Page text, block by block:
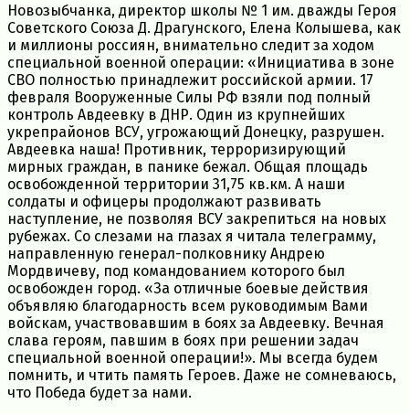
Новозыбчанка, директор школы № 1 им. дважды Героя
Советского Союза Д. Драгунского, Елена Колышева, как
и миллионы россиян, внимательно следит за ходом
специальной военной операции: «Инициатива в зоне
СВО полностью принадлежит российской армии. 17
февраля Вооруженные Силы РФ взяли под полный
контроль Авдеевку в ДНР. Один из крупнейших
укрепрайонов ВСУ, угрожающий Донецку, разрушен.
Авдеевка наша! Противник, терроризирующий
мирных граждан, в панике бежал. Общая площадь
освобожденной территории 31,75 кв.км. А наши
солдаты и офицеры продолжают развивать
наступление, не позволяя ВСУ закрепиться на новых
рубежах. Со слезами на глазах я читала телеграмму,
направленную генерал-полковнику Андрею
Мордвичеву, под командованием которого был
освобожден город. «За отличные боевые действия
объявляю благодарность всем руководимым Вами
войскам, участвовавшим в боях за Авдеевку. Вечная
слава героям, павшим в боях при решении задач
специальной военной операции!». Мы всегда будем
помнить, и чтить память Героев. Даже не сомневаюсь,
что Победа будет за нами.